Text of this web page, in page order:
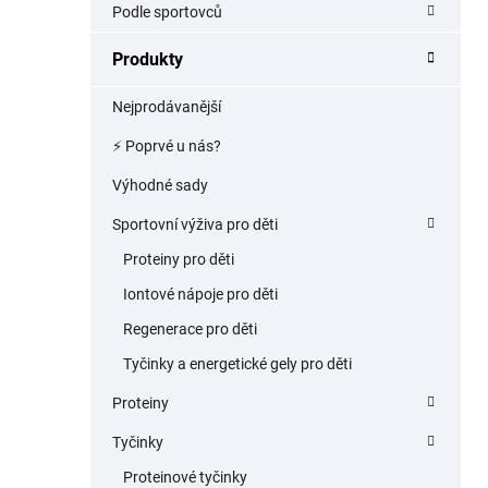
Podle sportovců
Produkty
Nejprodávanější
⚡️ Poprvé u nás?
Výhodné sady
Sportovní výživa pro děti
Proteiny pro děti
Iontové nápoje pro děti
Regenerace pro děti
Tyčinky a energetické gely pro děti
Proteiny
Tyčinky
Proteinové tyčinky